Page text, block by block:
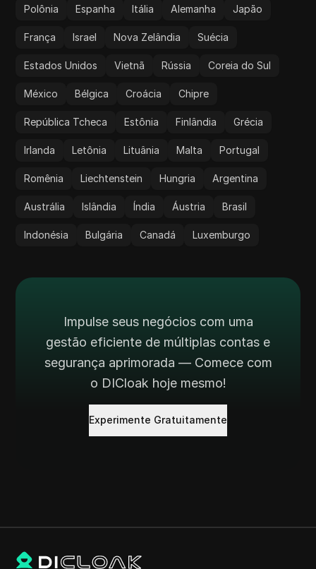
Polônia Espanha Itália Alemanha Japão
França Israel Nova Zelândia Suécia
Estados Unidos Vietnã Rússia Coreia do Sul
México Bélgica Croácia Chipre
República Tcheca Estônia Finlândia Grécia
Irlanda Letônia Lituânia Malta Portugal
Romênia Liechtenstein Hungria Argentina
Austrália Islândia Índia Áustria Brasil
Indonésia Bulgária Canadá Luxemburgo
Impulse seus negócios com uma
gestão eficiente de múltiplas contas e
segurança aprimorada — Comece com
o DICloak hoje mesmo!
Experimente Gratuitamente